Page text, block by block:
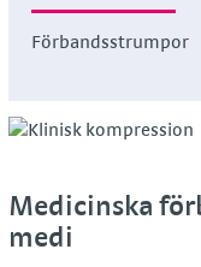
Förbandsstrumpor
Medicinska
medi